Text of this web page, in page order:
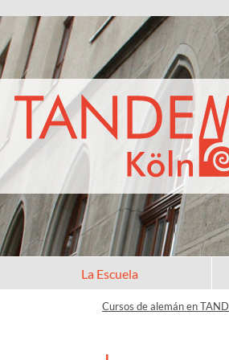
La Escuela
Cursos de alemán en